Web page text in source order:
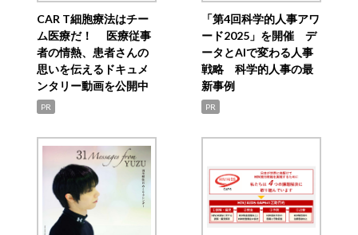
CAR T細胞療法はチー
ム医療だ！ 医療従事
者の情熱、患者さんの
思いを伝えるドキュメ
ンタリー動画を公開中
PR
「第4回科学的人事アワ
ード2025」を開催 デ
ータとAIで変わる人事
戦略 科学的人事の最
新事例
PR